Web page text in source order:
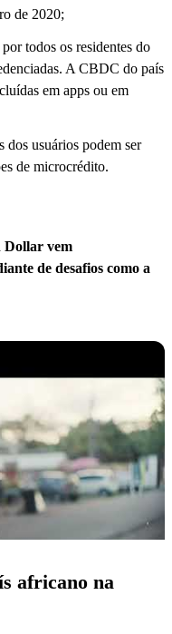
de 2020;
todos os residentes do
A CBDC do país
em apps ou em
dos usuários podem ser
de microcrédito.
Dollar vem
de desafios como a
africano na